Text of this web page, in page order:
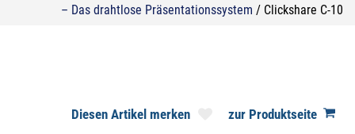
– Das drahtlose Präsentationssystem / Clickshare C-10
zur Produktseite
Diesen Artikel merken